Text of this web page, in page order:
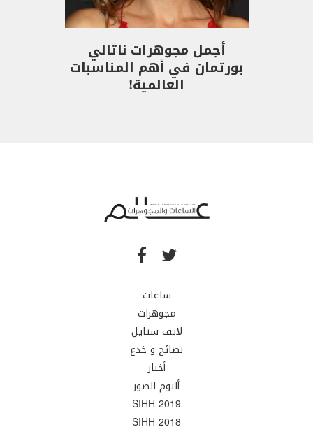
أجمل مجوهرات ناتالي
بورتمان في أهم المناسبات
العالمية!
ساعات
مجوهرات
لايف ستايل
نصائح و خدع
أخبار
ألبوم الصور
SIHH 2019
SIHH 2018